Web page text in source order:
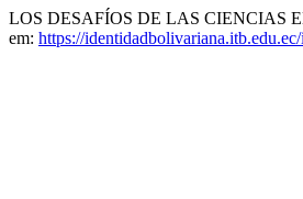
LOS DESAFÍOS DE LAS CIENCIAS
em: https://